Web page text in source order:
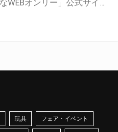
「とらのあなWEBオンリー」公式サイトでとらのあな通販の「割引クーポン」を配布中！ イベントごとに開催当日限定で使える割引クーポンのシリアルコードを発行します。 とらのあなWEBオンリーのページをチェックして、イベント当日にお得にお買い物を楽しみましょう♪ ※本キャンペーンは予告なく終了する場合がございます。 とらのあなWEBオンリーサイトはこちら
玩具 フェア・イベント